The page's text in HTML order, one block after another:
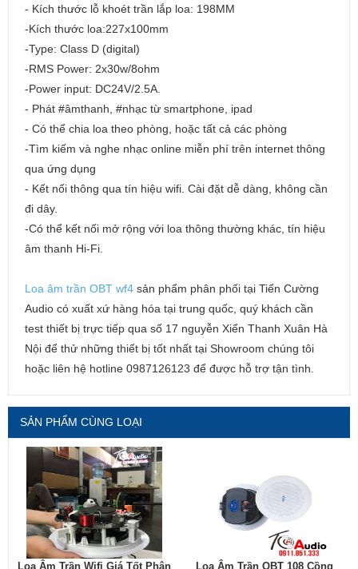
- Kích thước lỗ khoét trần lắp loa: 198MM
-Kích thước loa:227x100mm
-Type: Class D (digital)
-RMS Power: 2x30w/8ohm
-Power input: DC24V/2.5A.
- Phát #âmthanh, #nhạc từ smartphone, ipad
- Có thể chia loa theo phòng, hoặc tất cả các phòng
-Tìm kiếm và nghe nhạc online miễn phí trên internet thông
qua ứng dụng
- Kết nối thông qua tín hiệu wifi. Cài đặt dễ dàng, không cần
đi dây.
-Có thể kết nối mở rộng với loa thông thường khác, tín hiệu
âm thanh Hi-Fi.
Loa âm trần OBT wf4 sản phẩm phân phối tại Tiến Cường
Audio có xuất xứ hàng hóa tại trung quốc, quý khách cần
test thiết bị trực tiếp qua số 17 nguyễn Xiển Thanh Xuân Hà
Nội để thử những thiết bị tốt nhất tại Showroom chúng tôi
hoặc liên hệ hotline 0987126123 để được hỗ trợ tận tình.
SẢN PHẨM CÙNG LOẠI
Loa Âm Trần Wifi Giá Tốt Phân Loa Âm Trần OBT 108 Cồng